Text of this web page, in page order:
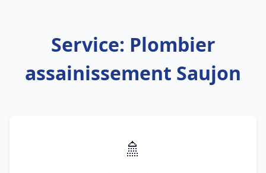
Service: Plombier
assainissement Saujon
🚿